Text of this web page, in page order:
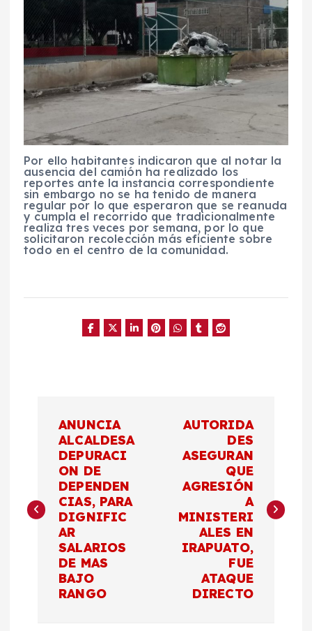
Por ello habitantes indicaron que al notar la
ausencia del camión ha realizado los
reportes ante la instancia correspondiente
sin embargo no se ha tenido de manera
regular por lo que esperaron que se reanuda
y cumpla el recorrido que tradicionalmente
realiza tres veces por semana, por lo que
solicitaron recolección más eficiente sobre
todo en el centro de la comunidad.
e
ANUNCIA
ALCALDESA
DEPURACI
ON DE
DEPENDEN
CIAS, PARA
DIGNIFIC
AR
SALARIOS
DE MAS
BAJO
RANGO
AUTORIDA
DES
ASEGURAN
QUE
AGRESIÓN
A
MINISTERI
ALES EN
IRAPUATO,
FUE
ATAQUE
DIRECTO